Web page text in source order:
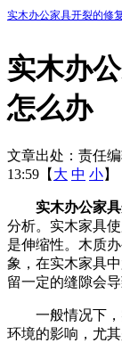
实木办公家具开裂的修
实木办
怎么办
文章出处： 责任编辑
13:59【 大 中 小】
实木办公家
分析。实木家
是伸缩性。木
象，在实木家具
留一定的缝隙会导
一般情况下
环境的影响，